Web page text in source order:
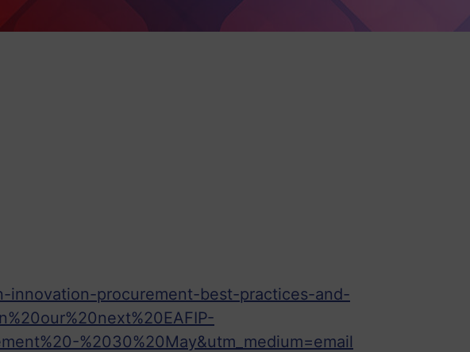
procurement-best-practices-and-
%2030%20May&utm_medium=email